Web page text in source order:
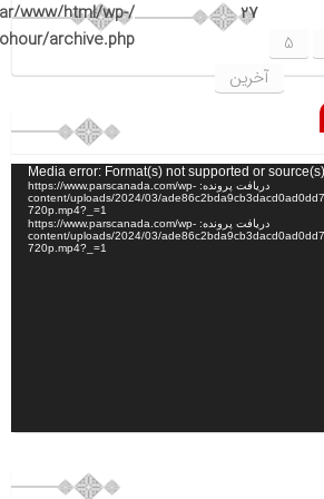
www/html/wp-
archive.php
27
5
آخرین
Media error: Format(s) not supported or
دریافت پرونده: https://www.parscanada.com/wp-
content/uploads/2024/03/
720p.mp4?_=1
دریافت پرونده: https://www.parscanada.com/wp-
content/uploads/2024/03/
720p.mp4?_=1